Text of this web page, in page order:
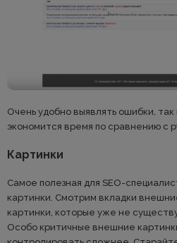
Очень удобно выявлять ошибки, так
экономится время по сравнению с
Картинки
Самое полезная для SEO-
картинки. Смотрим вкладки
картинки, которые уже не
Особо критичные внешние